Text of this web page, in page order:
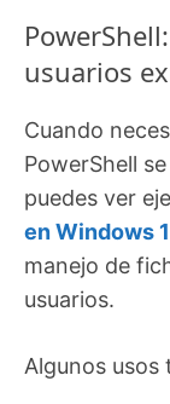
usuarios
Cuando
PowerShell
puedes ver
en Windows
manejo de
usuarios.
Algunos usos